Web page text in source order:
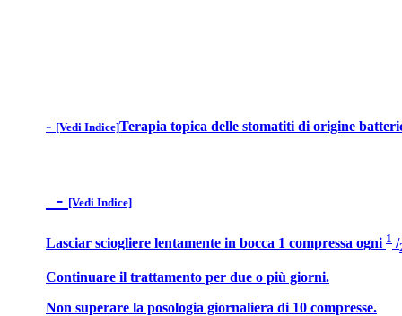
- [Vedi Indice]Terapia topica delle stomatiti di origine
- [Vedi Indice]
Lasciar sciogliere lentamente in bocca 1 compressa ogni 1 /
Continuare il trattamento per due o più giorni.
Non superare la posologia giornaliera di 10 compresse.